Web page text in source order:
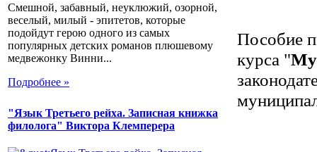
Смешной, забавный, неуклюжий, озорной,
веселый, милый - эпитетов, которые
подойдут герою одного из самых
популярных детских романов плюшевому
медвежонку Винни...
Подробнее »
"Язык Третьего рейха. Записная книжка
филолога" Виктора Клемперера
Пособие
курса "